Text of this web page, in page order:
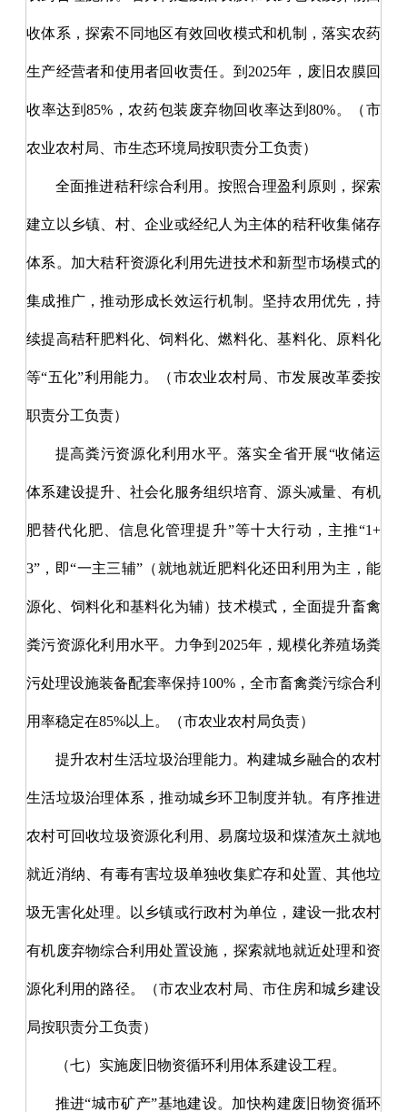
收体系，探索不同地区有效回收模式和机制，落实农药
生产经营者和使用者回收责任。到 2025年，废旧农膜回
收率达到85%，农药包装废弃物回收率达到80%。（市
农业农村局、市生态环境局按职责分工负责）
全面推进秸秆综合利用。按照合理盈利原则，探索
建立以乡镇、村、企业或经纪人为主体的秸秆收集储存
体系。加大秸秆资源化利用先进技术和新型市场模式的
集成推广，推动形成长效运行机制。坚持农用优先，持
续提高秸秆肥料化、饲料化、燃料化、基料化、原料化
等“五化”利用能力。（市农业农村局、市发展改革委按
职责分工负责）
提高粪污资源化利用水平。落实全省开展“收储运
体系建设提升、社会化服务组织培育、源头减量、有机
肥替代化肥、信息化管理提升”等十大行动，主推“1+
3”，即“一主三辅”（就地就近肥料化还田利用为主，能
源化、饲料化和基料化为辅）技术模式，全面提升畜禽
粪污资源化利用水平。力争到2025年，规模化养殖场粪
污处理设施装备配套率保持100%，全市畜禽粪污综合利
用率稳定在85%以上。（市农业农村局负责）
提升农村生活垃圾治理能力。构建城乡融合的农村
生活垃圾治理体系，推动城乡环卫制度并轨。有序推进
农村可回收垃圾资源化利用、易腐垃圾和煤渣灰土就地
就近消纳、有毒有害垃圾单独收集贮存和处置、其他垃
圾无害化处理。以乡镇或行政村为单位，建设一批农村
有机废弃物综合利用处置设施，探索就地就近处理和资
源化利用的路径。（市农业农村局、市住房和城乡建设
局按职责分工负责）
（七）实施废旧物资循环利用体系建设工程。
推进“城市矿产”基地建设。加快构建废旧物资循环